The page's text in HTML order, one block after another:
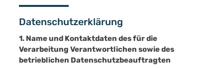
Datenschutzerklärung
1. Name und Kontaktdaten des für die
Verarbeitung Verantwortlichen sowie des
betrieblichen Datenschutzbeauftragten